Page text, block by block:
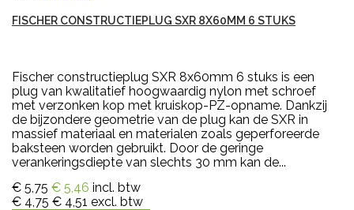
FISCHER CONSTRUCTIEPLUG SXR 8X60MM 6 STUKS
Fischer constructieplug SXR 8x60mm 6 stuks is een
plug van kwalitatief hoogwaardig nylon met schroef
met verzonken kop met kruiskop-PZ-opname. Dankzij
de bijzondere geometrie van de plug kan de SXR in
massief materiaal en materialen zoals geperforeerde
baksteen worden gebruikt. Door de geringe
verankeringsdiepte van slechts 30 mm kan de...
€ 5,75 € 5,46 incl. btw
€ 4,75 € 4,51 excl. btw